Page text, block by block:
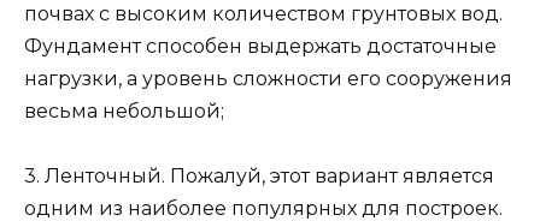
почвах с высоким количеством грунтовых вод.
Фундамент способен выдержать достаточные
нагрузки, а уровень сложности его сооружения
весьма небольшой;
3. Ленточный. Пожалуй, этот вариант является
одним из наиболее популярных для построек.